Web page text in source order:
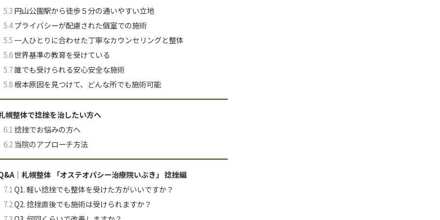
5.3 円山公園駅から徒歩５分の通いやすい立地
5.4プライバシーが配慮された個室での施術
5.5 一人ひとりに合わせた丁寧なカウンセリングと整体
5.6世界基準の教育を受けている
5.7誰でも受けられる安心安全な施術
5.8根本原因を見つけて、どんな所でも施術可能
幌整体で捻挫を治したい方へ
6.1捻挫でお悩みの方へ
6.2当院のアプローチ方法
｜札幌整体 「オステオパシー治療院いぶき」 捻挫編
7.1Q1. 軽い捻挫でも整体を受けた方がいいですか？
7.2Q2. 捻挫直後でも施術は受けられますか？